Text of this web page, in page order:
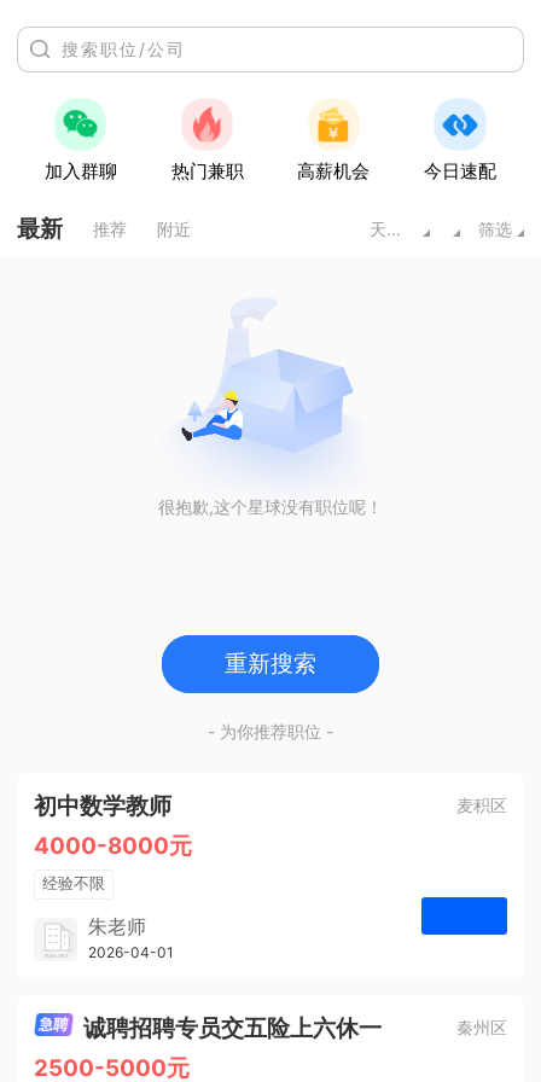
加入群聊 热门兼职 高薪机会 今日速配
最新 推荐 附近 天水甘肃 筛选
很抱歉,这个星球没有职位呢！
重新搜索
- 为你推荐职位 -
初中数学教师 麦积区
4000-8000元
经验不限
学历不限
1人
朱老师
博学启智教育
2026-04-01
诚聘招聘专员交五险上六休一 秦州区
2500-5000元